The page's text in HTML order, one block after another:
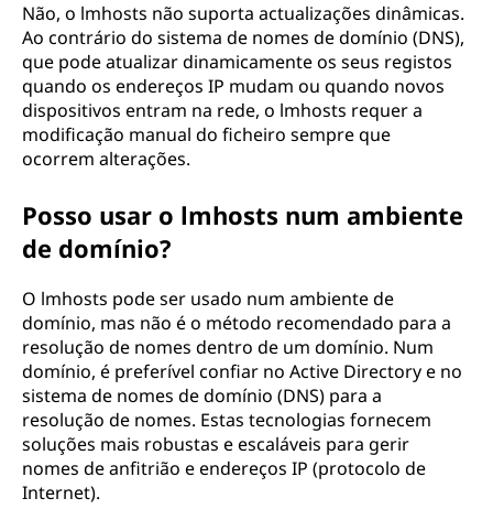
Não, o lmhosts não suporta actualizações dinâmicas.
Ao contrário do sistema de nomes de domínio (DNS),
que pode atualizar dinamicamente os seus registos
quando os endereços IP mudam ou quando novos
dispositivos entram na rede, o lmhosts requer a
modificação manual do ficheiro sempre que
ocorrem alterações.
Posso usar o lmhosts num ambiente
de domínio?
O lmhosts pode ser usado num ambiente de
domínio, mas não é o método recomendado para a
resolução de nomes dentro de um domínio. Num
domínio, é preferível confiar no Active Directory e no
sistema de nomes de domínio (DNS) para a
resolução de nomes. Estas tecnologias fornecem
soluções mais robustas e escaláveis para gerir
nomes de anfitrião e endereços IP (protocolo de
Internet).